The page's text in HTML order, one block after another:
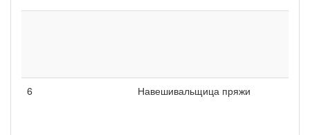
6 Навешивальщица пряжи